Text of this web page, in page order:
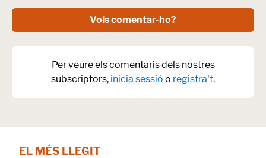
Vols comentar-ho?
Per veure els comentaris dels nostres
subscriptors, inicia sessió o registra't.
EL MÉS LLEGIT